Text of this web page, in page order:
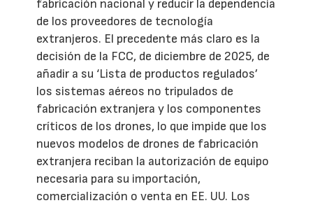
fabricación nacional y reducir la dependencia
de los proveedores de tecnología
extranjeros. El precedente más claro es la
decisión de la FCC, de diciembre de 2025, de
añadir a su ‘Lista de productos regulados’
los sistemas aéreos no tripulados de
fabricación extranjera y los componentes
críticos de los drones, lo que impide que los
nuevos modelos de drones de fabricación
extranjera reciban la autorización de equipo
necesaria para su importación,
comercialización o venta en EE. UU. Los